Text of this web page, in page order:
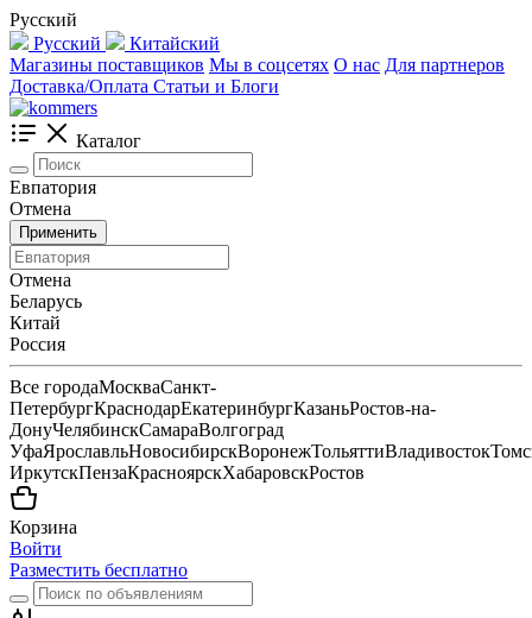
Русский
Русский
Китайский
Магазины поставщиков Мы в соцсетях О нас Для партнеров
Доставка/Оплата Статьи и Блоги
Каталог
Евпатория
Отмена
Применить
Отмена
Беларусь
Китай
Россия
Все городаМоскваСанкт-
ПетербургКраснодарЕкатеринбургКазаньРостов-на-
ДонуЧелябинскСамараВолгоград
УфаЯрославльНовосибирскВоронежТольяттиВладивосток
ИркутскПензаКрасноярскХабаровскРостов
Корзина
Войти
Разместить бесплатно